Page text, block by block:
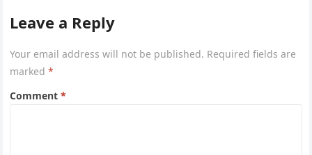
Leave a Reply
Your email address will not be published. Required fields are
marked*
Comment*